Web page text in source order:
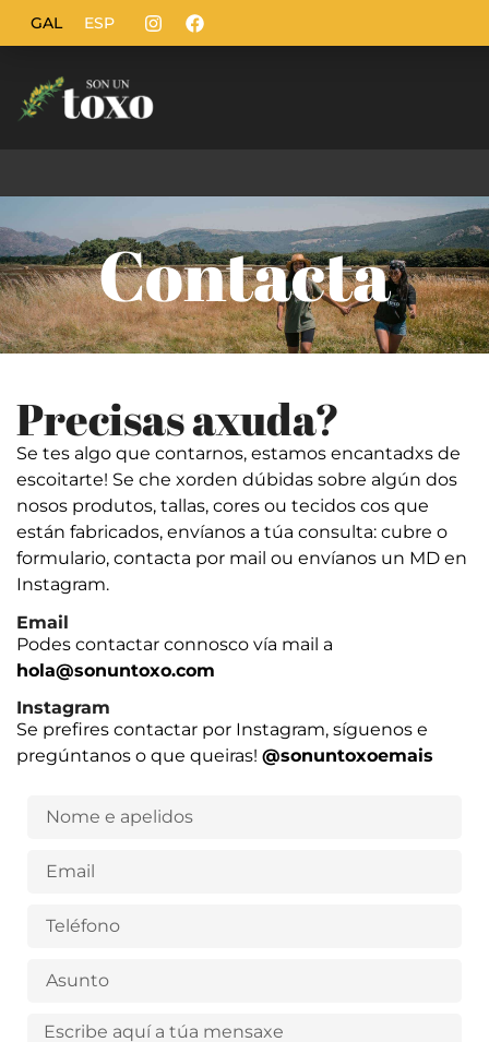
GAL ESP
Contacta
Precisas axuda?
Se tes algo que contarnos, estamos encantadxs de
escoitarte! Se che xorden dúbidas sobre algún dos
nosos produtos, tallas, cores ou tecidos cos que
están fabricados, envíanos a túa consulta: cubre o
formulario, contacta por mail ou envíanos un MD en
Instagram.
Email
Podes contactar connosco vía mail a
hola@sonuntoxo.com
Instagram
Se prefires contactar por Instagram, síguenos e
pregúntanos o que queiras! @sonuntoxoemais